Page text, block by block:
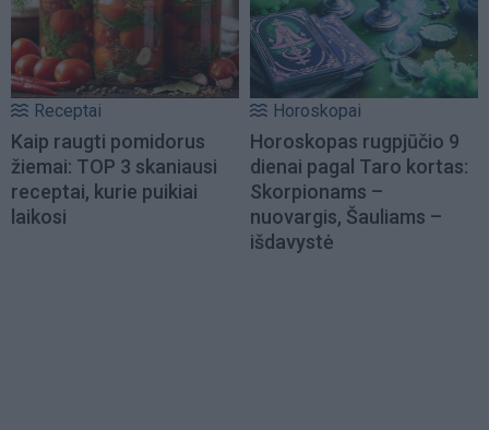
Receptai
Kaip raugti pomidorus
žiemai: TOP 3 skaniausi
receptai, kurie puikiai
laikosi
Horoskopai
Horoskopas rugpjūčio 9
dienai pagal Taro kortas:
Skorpionams –
nuovargis, Šauliams –
išdavystė